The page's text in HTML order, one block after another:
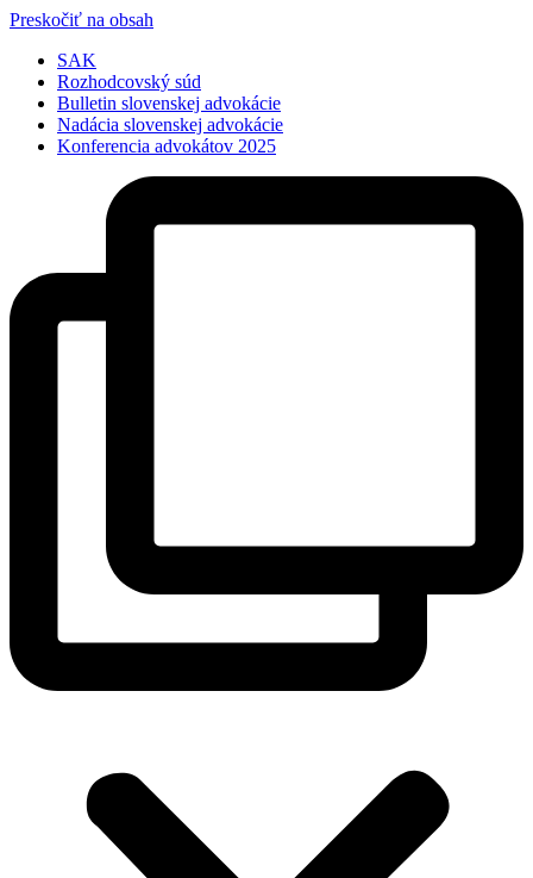
Preskočiť na obsah
SAK
Rozhodcovský súd
Bulletin slovenskej advokácie
Nadácia slovenskej advokácie
Konferencia advokátov 2025